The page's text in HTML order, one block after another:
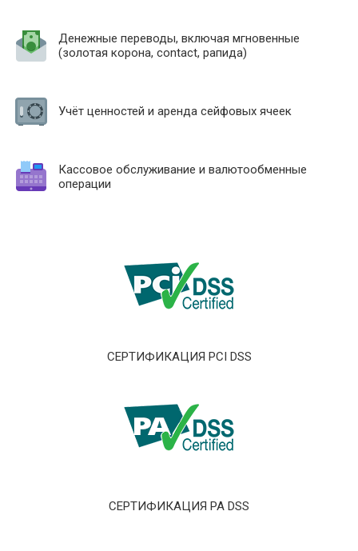
Денежные переводы, включая мгновенные
(золотая корона, contact, рапида)
Учёт ценностей и аренда сейфовых ячеек
Кассовое обслуживание и валютообменные
операции
СЕРТИФИКАЦИЯ PCI DSS
СЕРТИФИКАЦИЯ PA DSS